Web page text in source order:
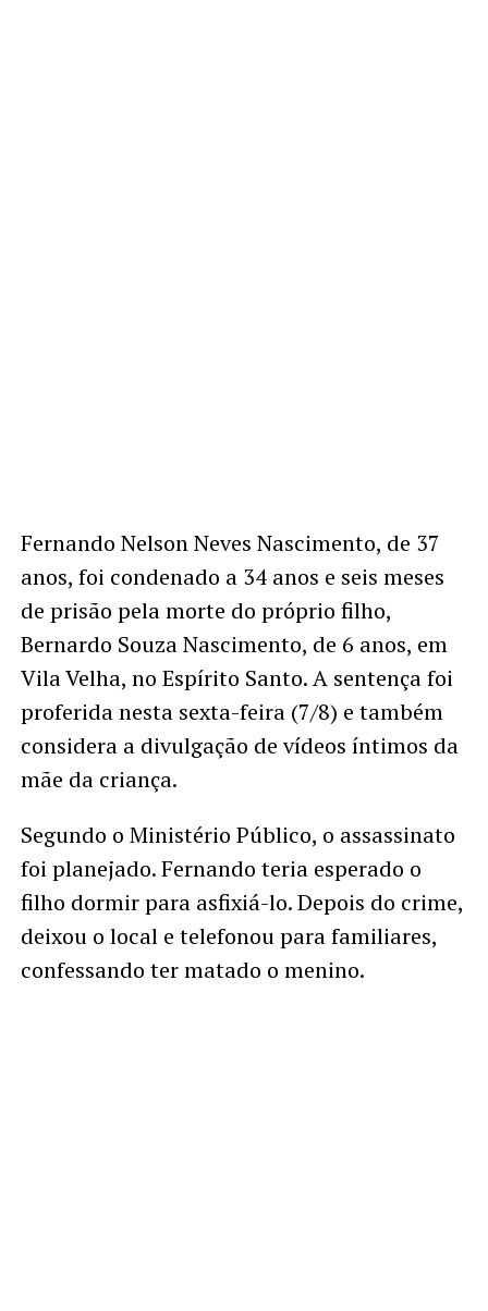
Fernando Nelson Neves Nascimento, de 37
anos, foi condenado a 34 anos e seis meses
de prisão pela morte do próprio filho,
Bernardo Souza Nascimento, de 6 anos, em
Vila Velha, no Espírito Santo. A sentença foi
proferida nesta sexta-feira (7/8) e também
considera a divulgação de vídeos íntimos da
mãe da criança.
Segundo o Ministério Público, o assassinato
foi planejado. Fernando teria esperado o
filho dormir para asfixiá-lo. Depois do crime,
deixou o local e telefonou para familiares,
confessando ter matado o menino.